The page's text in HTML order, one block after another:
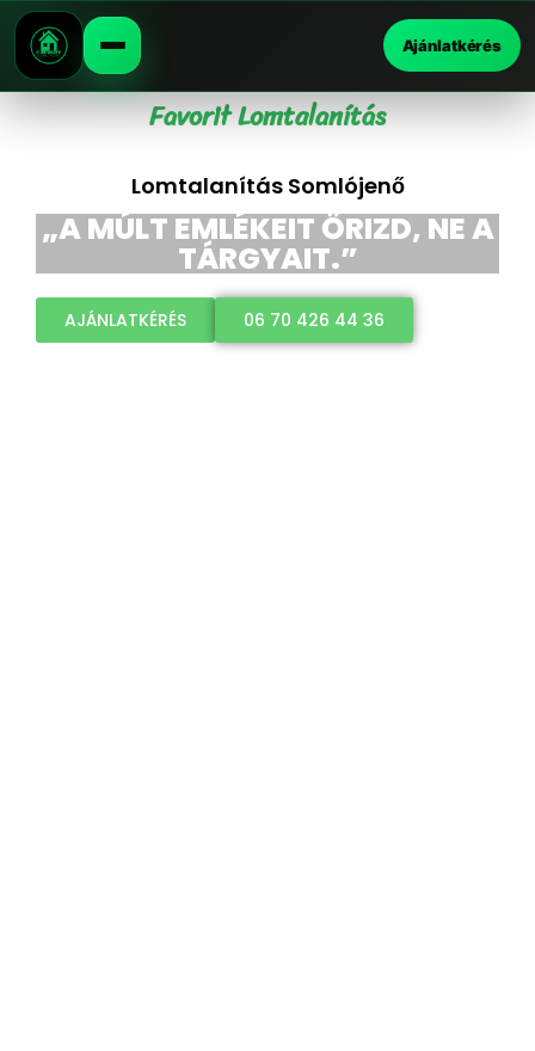
Ajánlatkérés
Favorit Lomtalanítás
Lomtalanítás Somlójenő
„A MÚLT EMLÉKEIT ŐRIZD, NE A
TÁRGYAIT.”
AJÁNLATKÉRÉS 06 70 426 44 36